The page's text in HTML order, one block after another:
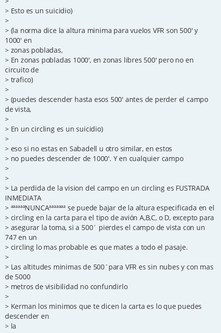
> Esto es un suicidio)
>
> (la norma dice la altura minima para vuelos VFR son 500' y
1000' en
> zonas pobladas,
> En zonas pobladas 1000', en zonas libres 500' pero no en
circuito de
> trafico)
>
> (puedes descender hasta esos 500' antes de perder el campo
de vista,
>
> En un circling es un suicidio)
>
> eso si no estas en Sabadell u otro similar, en estos
> no puedes descender de 1000'. Y en cualquier campo
>
>
> La perdida de la vision del campo en un circling es FUSTRADA
INMEDIATA
> ªªªªªªNUNCAªªªªªªª se puede bajar de la altura especificada en el
> circling en la carta para el tipo de avión A,B,C, o D, excepto para
> asegurar la toma, si a 500´ pierdes el campo de vista con un
747 en un
> circling lo mas probable es que mates a todo el pasaje.
>
> Las altitudes minimas de 500´para VFR es sin nubes y con mas
de 5000
> metros de visibilidad no confundirlo
>
> Kerman los minimos que te dicen la carta es lo que puedes
descender en
> la